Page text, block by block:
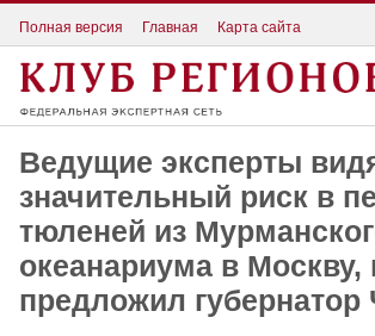
Полная версия Главная Карта сайта
Ведущие эксперты
значительный риск в
тюленей из
океанариума в Москву,
предложил губернатор